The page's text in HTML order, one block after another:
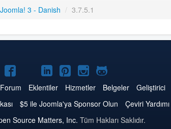
Joomla! 3 - Danish / 3.7.5.1
Joomla
Facebook'da
Joomla
YouTube'da
Joomla
LinkedIn'de
Joomla
Pinterest'de
Joomla
Instagram'da
Joomla
GitHub'da
Joomla
Forum Eklentiler Hizmetler Belgeler Geliştirici
$5 ile Joomla'ya Sponsor Olun Çeviri Yardımı
Source Matters, Inc. Tüm Hakları Saklıdır.